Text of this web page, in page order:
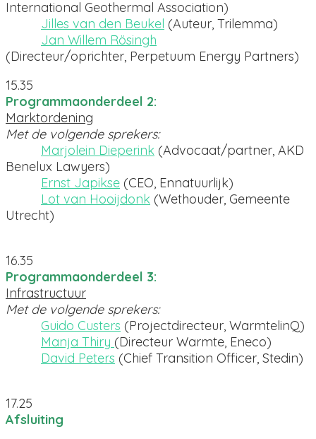
International Geothermal Association)
Jilles van den Beukel (Auteur, Trilemma)
Jan Willem Rösingh
(Directeur/oprichter, Perpetuum Energy Partners)
15.35
Programmaonderdeel 2:
Marktordening
Met de volgende sprekers:
Marjolein Dieperink (Advocaat/partner, AKD
Benelux Lawyers)
Ernst Japikse (CEO, Ennatuurlijk)
Lot van Hooijdonk (Wethouder, Gemeente
Utrecht)
16.35
Programmaonderdeel 3:
Infrastructuur
Met de volgende sprekers:
Guido Custers (Projectdirecteur, WarmtelinQ)
Manja Thiry (Directeur Warmte, Eneco)
David Peters (Chief Transition Officer, Stedin)
17.25
Afsluiting